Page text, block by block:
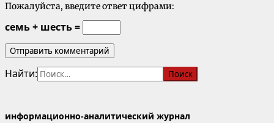
Пожалуйста, введите ответ цифрами:
семь + шесть =
Найти:
информационно-аналитический журнал